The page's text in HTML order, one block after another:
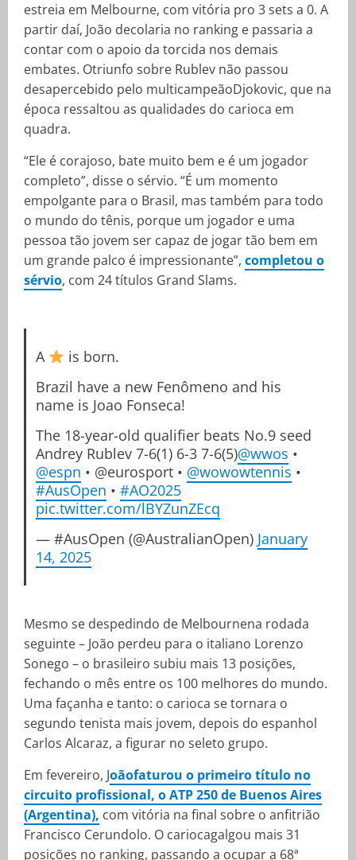
estreia em Melbourne, com vitória pro 3 sets a 0. A
partir daí, João decolaria no ranking e passaria a
contar com o apoio da torcida nos demais
embates. Otriunfo sobre Rublev não passou
desapercebido pelo multicampeãoDjokovic, que na
época ressaltou as qualidades do carioca em
quadra.
“Ele é corajoso, bate muito bem e é um jogador
completo”, disse o sérvio. “É um momento
empolgante para o Brasil, mas também para todo
o mundo do tênis, porque um jogador e uma
pessoa tão jovem ser capaz de jogar tão bem em
um grande palco é impressionante”, completou o
sérvio, com 24 títulos Grand Slams.
A
is born.
Brazil have a new Fenômeno and his
name is Joao Fonseca!
The 18-year-old qualifier beats No.9 seed
Andrey Rublev 7-6(1) 6-3 7-6(5)@wwos •
@espn • @eurosport • @wowowtennis •
#AusOpen • #AO2025
pic.twitter.com/lBYZunZEcq
— #AusOpen (@AustralianOpen) January
14, 2025
Mesmo se despedindo de Melbournena rodada
seguinte – João perdeu para o italiano Lorenzo
Sonego – o brasileiro subiu mais 13 posições,
fechando o mês entre os 100 melhores do mundo.
Uma façanha e tanto: o carioca se tornara o
segundo tenista mais jovem, depois do espanhol
Carlos Alcaraz, a figurar no seleto grupo.
Em fevereiro, Joãofaturou o primeiro título no
circuito profissional, o ATP 250 de Buenos Aires
(Argentina), com vitória na final sobre o anfitrião
Francisco Cerundolo. O cariocagalgou mais 31
posições no ranking, passando a ocupar a 68ª